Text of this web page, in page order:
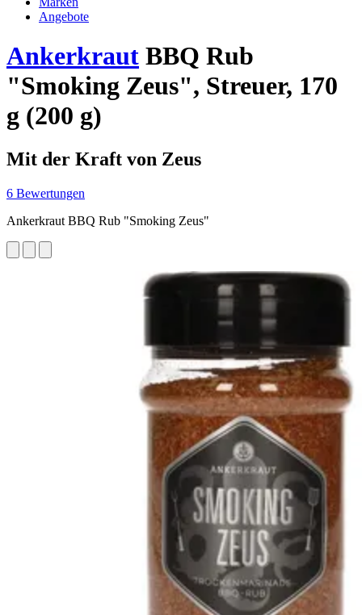
Angebote
Ankerkraut BBQ Rub
"Smoking Zeus", Streuer, 170
g (200 g)
Mit der Kraft von Zeus
6 Bewertungen
Ankerkraut BBQ Rub "Smoking Zeus"